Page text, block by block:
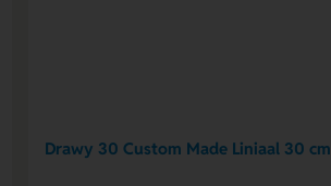
Drawy 30 Custom Made Liniaal 30 cm